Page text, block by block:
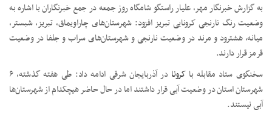
به گزارش خبرنگار مهر، علیار راستگو شامگاه روز جمعه در جمع خبرنگاران با اشاره به
وضعیت رنگ نارنجی کرونایی تبریز افزود: شهرستان‌های چاراویماق، تبریز، شبستر،
میانه، هشترود و مرند در وضعیت نارنجی و شهرستان‌های سراب و جلفا در وضعیت
قرمز قرار دارند.
سخنگوی ستاد مقابله باکرونا
در آذربایجان شرقی ادامه داد: طی هفته گذشته، ۶
شهرستان استان در وضعیت آبی قرار داشتند اما در حال حاضر هیچکدام از شهرستان‌ها
آبی نیستند.